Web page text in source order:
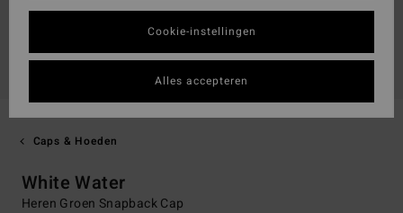
Caps & Hoeden
White Water
Heren Groen Snapback Cap
Cookie-instellingen
Alles accepteren